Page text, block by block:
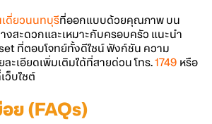
ดี่ยวนนทบุรีที่ออกแบบด้วยคุณภาพ บน
งสะดวกและเหมาะกับครอบครัว แนะนำ
ที่ตอบโจทย์ทั้งดีไซน์ ฟังก์ชัน ความ
ะเอียดเพิ่มเติมได้ที่สายด่วน โทร.1749 หรือ
ว็บไซต์
ย (FAQs)